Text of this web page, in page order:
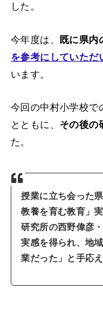
した。
今年度は、 既に県内
を参考にしていただ
います。
今回の中村小学校で
とともに、 その後の
た。
授業に立ち会った
教養を育む教育」
研究所の西野偉彦
実感を得られ、地
業だった」と手応